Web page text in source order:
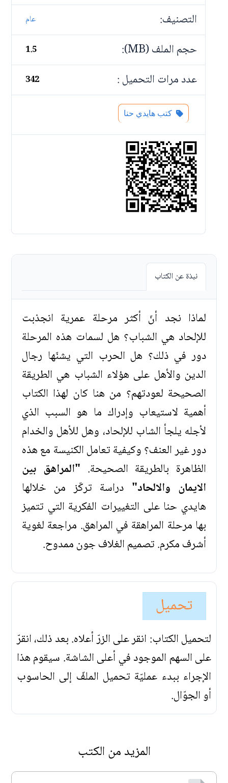
التصنيف: عام
حجم الملف (MB): 1.5
عدد مرات التحميل : 342
كتب هايدي حنا
نبذة عن الكتاب
لماذا نجد أنّ أكثر مرحلة عمرية انجذبت
للإلحاد هي الشباب؟ هل لسمات هذه المرحلة
دور في ذلك؟ هل الحرب التي يشنّها رجال
الدين والأهل على هؤلاء الشباب هي الطريقة
الصحيحة لعودتهم؟ من هنا كان لهذا الكتاب
أهمية لاستيعاب وإدراك ما هو السبب الذي
لأجله يلجأ الشاب للإلحاد، وهل للأهل والخدام
دور غير العنف؟ وكيفية تعامل الكنيسة مع هذه
الظاهرة بالطريقة الصحيحة. "المراهق بين
الايمان والالحاد" دراسة تركّز من خلالها
هايدي حنا على التغييرات الفكرية التي تتميز
بها مرحلة المراهقة في المراهق. مراجعة لغوية
أشرف مكرم. تصميم الغلاف جون ممدوح.
تحميل
لتحميل الكتاب: انقر على الزرّ أعلاه. بعد ذلك، انقرّ
على السهم الموجود في أعلى الشاشة. سيقوم هذا
الإجراء ببدء عمليّة تحميل الملفّ إلى الحاسوب
أو الجوّال.
المزيد من الكتب